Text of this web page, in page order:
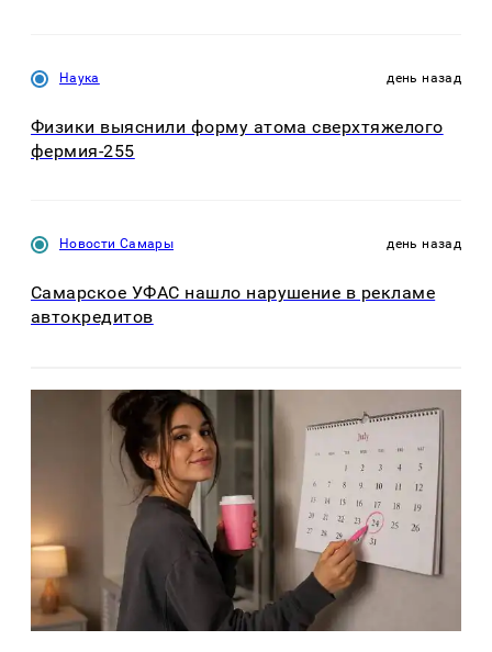
Наука день назад
Физики выяснили форму атома сверхтяжелого
фермия-255
Новости Самары день назад
Самарское УФАС нашло нарушение в рекламе
автокредитов